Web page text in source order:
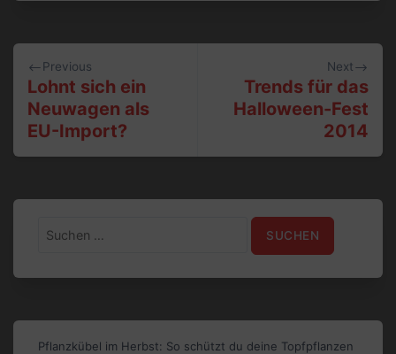
Previous
Lohnt sich ein
Neuwagen als
EU-Import?
Next
Trends für das
Halloween-Fest
2014
nach:
Pflanzkübel im Herbst: So schützt du deine Topfpflanzen